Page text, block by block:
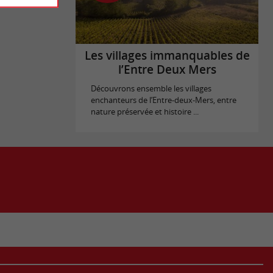
Les villages immanquables de
l’Entre Deux Mers
Découvrons ensemble les villages
enchanteurs de l’Entre-deux-Mers, entre
nature préservée et histoire ...